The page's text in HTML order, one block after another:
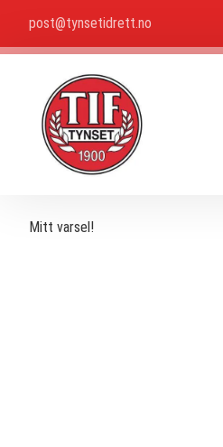
post@tynsetidrett.no
Mitt varsel!